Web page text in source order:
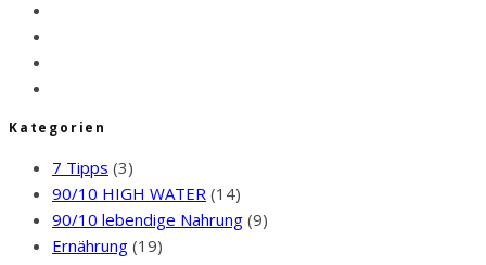
Kategorien
7 Tipps (3)
90/10 HIGH WATER (14)
90/10 lebendige Nahrung (9)
Ernährung (19)